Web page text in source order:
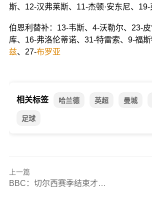
斯、12-汉弗莱斯、11-杰顿·安东尼、19-
伯恩利替补：13-韦斯、4-沃勒尔、23-
库、16-弗洛伦蒂诺、31-特雷索、9-福
兹、27-布罗亚
相关标签 哈兰德 英超 曼城
足球
上一篇
BBC：切尔西赛季结束才会任命正式主帅，考虑今夏改变引援模式